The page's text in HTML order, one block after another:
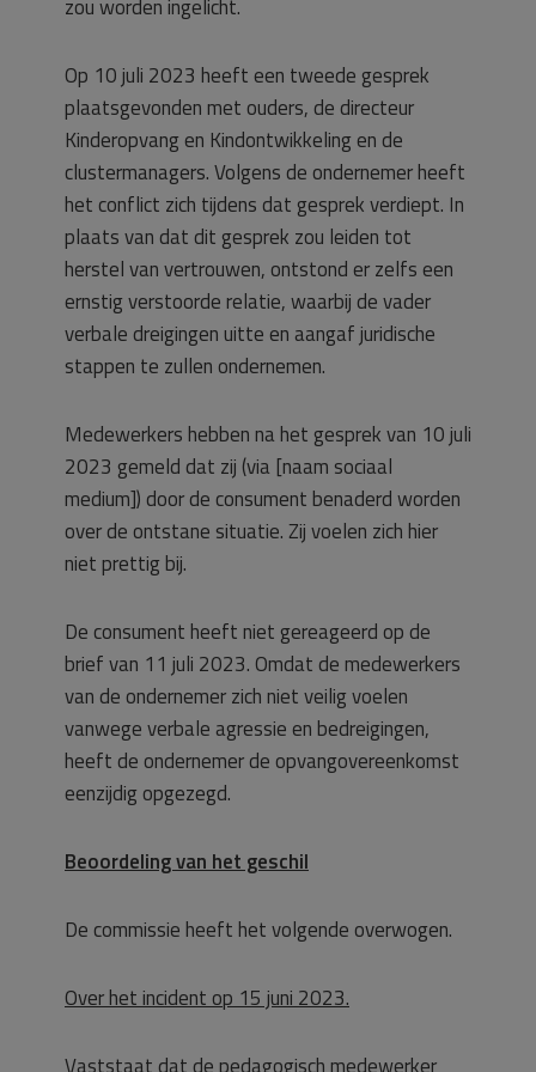
zou worden ingelicht.
Op 10 juli 2023 heeft een tweede gesprek
plaatsgevonden met ouders, de directeur
Kinderopvang en Kindontwikkeling en de
clustermanagers. Volgens de ondernemer heeft
het conflict zich tijdens dat gesprek verdiept. In
plaats van dat dit gesprek zou leiden tot
herstel van vertrouwen, ontstond er zelfs een
ernstig verstoorde relatie, waarbij de vader
verbale dreigingen uitte en aangaf juridische
stappen te zullen ondernemen.
Medewerkers hebben na het gesprek van 10 juli
2023 gemeld dat zij (via [naam sociaal
medium]) door de consument benaderd worden
over de ontstane situatie. Zij voelen zich hier
niet prettig bij.
De consument heeft niet gereageerd op de
brief van 11 juli 2023. Omdat de medewerkers
van de ondernemer zich niet veilig voelen
vanwege verbale agressie en bedreigingen,
heeft de ondernemer de opvangovereenkomst
eenzijdig opgezegd.
Beoordeling van het geschil
De commissie heeft het volgende overwogen.
Over het incident op 15 juni 2023.